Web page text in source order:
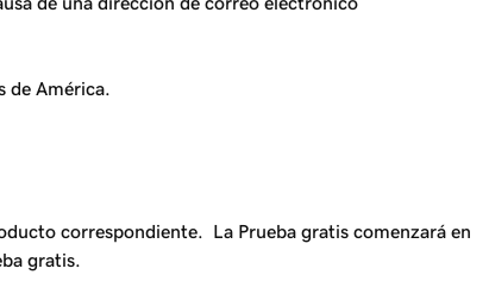
de América.
correspondiente. La Prueba gratis comenzará en
gratis.